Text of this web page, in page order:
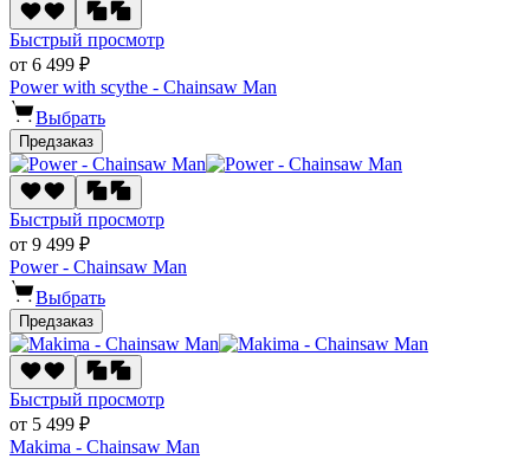
Быстрый просмотр
от 6 499 ₽
Power with scythe - Chainsaw Man
Выбрать
Предзаказ
Быстрый просмотр
от 9 499 ₽
Power - Chainsaw Man
Выбрать
Предзаказ
Быстрый просмотр
от 5 499 ₽
Makima - Chainsaw Man